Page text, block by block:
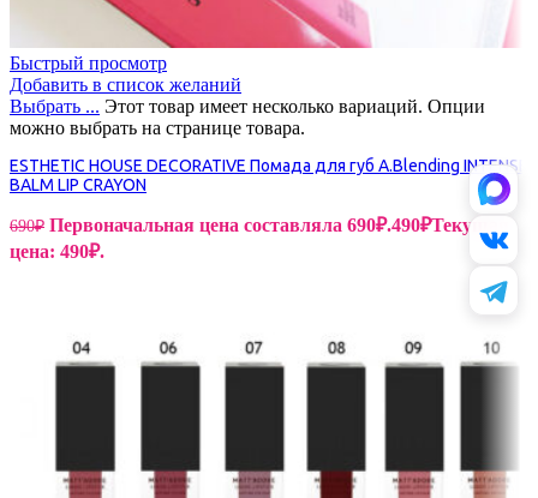
Быстрый просмотр
Добавить в список желаний
Выбрать ... Этот товар имеет несколько вариаций. Опции
можно выбрать на странице товара.
ESTHETIC HOUSE DECORATIVE Помада для губ A.Blending INTENSE
BALM LIP CRAYON
690₽ Первоначальная цена составляла 690₽.490₽Текущая
цена: 490₽.